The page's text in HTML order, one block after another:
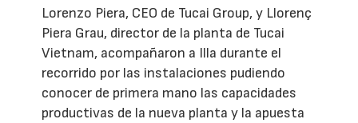
Lorenzo Piera, CEO de Tucai Group, y Llorenç
Piera Grau, director de la planta de Tucai
Vietnam, acompañaron a Illa durante el
recorrido por las instalaciones pudiendo
conocer de primera mano las capacidades
productivas de la nueva planta y la apuesta